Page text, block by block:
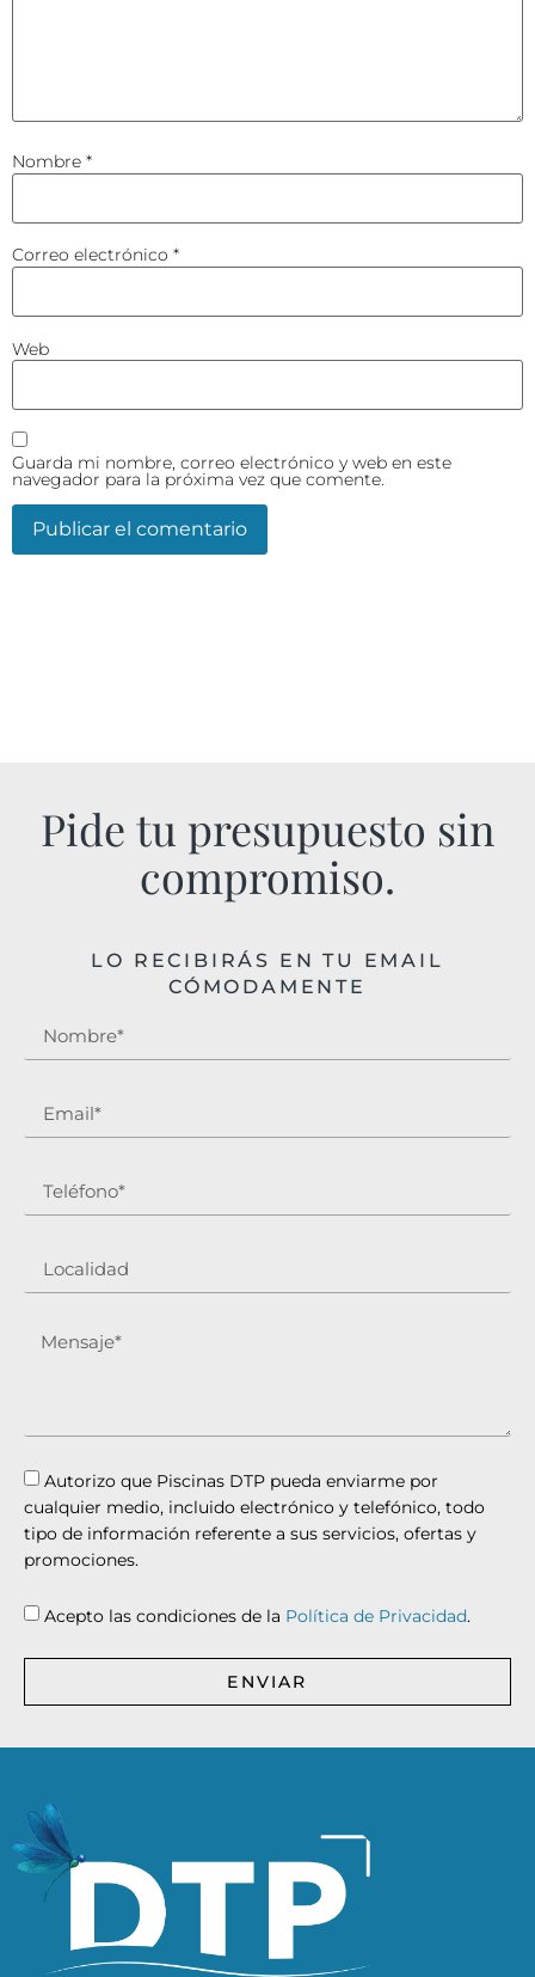
Nombre *
Correo electrónico *
Web
Guarda mi nombre, correo electrónico y web en este
navegador para la próxima vez que comente.
Pide tu presupuesto sin
compromiso.
LO RECIBIRÁS EN TU EMAIL
CÓMODAMENTE
Autorizo que Piscinas DTP pueda enviarme por
cualquier medio, incluido electrónico y telefónico, todo
tipo de información referente a sus servicios, ofertas y
promociones.
Acepto las condiciones de la Política de Privacidad.
ENVIAR